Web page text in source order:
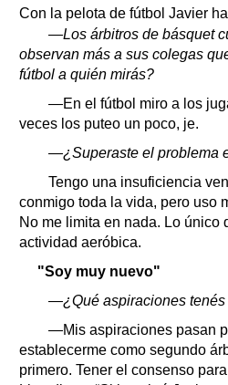
Con la pelota de fútbol Javier
—Los árbitros de básquet
observan más a sus colegas
fútbol a quién mirás?
—En el fútbol miro a los
veces los puteo un poco, je.
—¿Superaste el problema
Tengo una insuficiencia
conmigo toda la vida, pero uso
No me limita en nada. Lo único
actividad aeróbica.
"Soy muy nuevo"
—¿Qué aspiraciones tenés
—Mis aspiraciones pasan
establecerme como segundo
primero. Tener el consenso